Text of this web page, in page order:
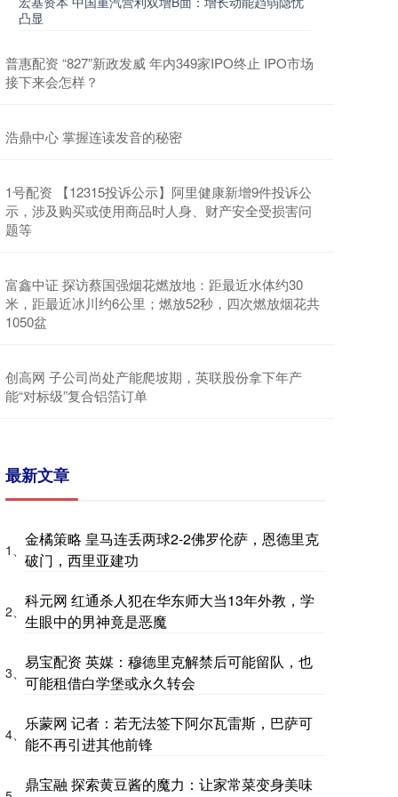
凸显
普惠配资 “827”新政发威 年内349家IPO终止 IPO市场
接下来会怎样？
浩鼎中心 掌握连读发音的秘密
1号配资 【12315投诉公示】阿里健康新增9件投诉公
示，涉及购买或使用商品时人身、财产安全受损害问
题等
富鑫中证 探访蔡国强烟花燃放地：距最近水体约30
米，距最近冰川约6公里；燃放52秒，四次燃放烟花共
1050盆
创高网 子公司尚处产能爬坡期，英联股份拿下年产
能“对标级”复合铝箔订单
最新文章
1、
金橘策略 皇马连丢两球2-2佛罗伦萨，恩德里克
破门，西里亚建功
2、
科元网 红通杀人犯在华东师大当13年外教，学
生眼中的男神竟是恶魔
3、
易宝配资 英媒：穆德里克解禁后可能留队，也
可能租借白学堡或永久转会
4、
乐蒙网 记者：若无法签下阿尔瓦雷斯，巴萨可
能不再引进其他前锋
鼎宝融 探索黄豆酱的魔力：让家常菜变身美味